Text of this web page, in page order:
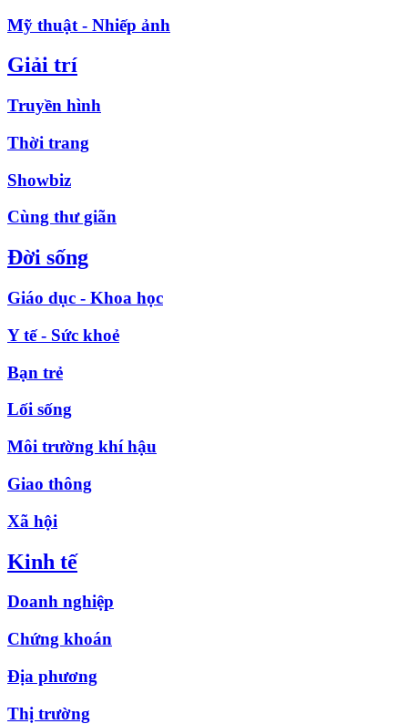
Mỹ thuật - Nhiếp ảnh
Giải trí
Truyền hình
Thời trang
Showbiz
Cùng thư giãn
Đời sống
Giáo dục - Khoa học
Y tế - Sức khoẻ
Bạn trẻ
Lối sống
Môi trường khí hậu
Giao thông
Xã hội
Kinh tế
Doanh nghiệp
Chứng khoán
Địa phương
Thị trường